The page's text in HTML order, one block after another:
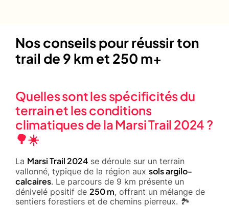
Nos conseils pour réussir ton
trail de 9 km et 250 m+
Quelles sont les spécificités du
terrain et les conditions
climatiques de la Marsi Trail 2024 ?
🌳☀️
La Marsi Trail 2024 se déroule sur un terrain
vallonné, typique de la région aux sols argilo-
calcaires. Le parcours de 9 km présente un
dénivelé positif de 250 m, offrant un mélange de
sentiers forestiers et de chemins pierreux. 🏞️